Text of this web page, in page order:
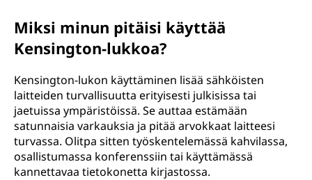
Miksi minun pitäisi käyttää
Kensington-lukkoa?
Kensington-lukon käyttäminen lisää sähköisten
laitteiden turvallisuutta erityisesti julkisissa tai
jaetuissa ympäristöissä. Se auttaa estämään
satunnaisia varkauksia ja pitää arvokkaat laitteesi
turvassa. Olitpa sitten työskentelemässä kahvilassa,
osallistumassa konferenssiin tai käyttämässä
kannettavaa tietokonetta kirjastossa.